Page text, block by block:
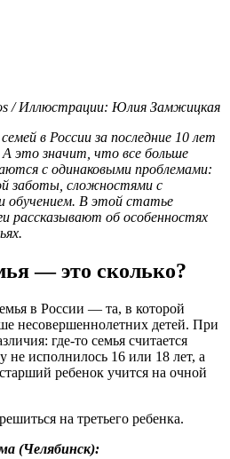
/ Иллюстрации: Юлия Замжицкая
в России за последние 10 лет
А это значит, что все больше
с одинаковыми проблемами:
заботы, сложностями с
обучением. В этой статье
рассказывают об особенностях
— это сколько?
в России — та, в которой
несовершеннолетних детей. При
где-то семья считается
не исполнилось 16 или 18 лет, а
ребенок учится на очной
на третьего ребенка.
(Челябинск):